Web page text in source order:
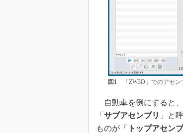
図1「ZW3D」でのアセン
自動車を例にすると
「 サブアセンブリ 」と
ものが「
トップアセン